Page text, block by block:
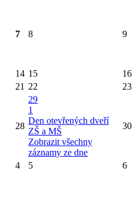
7 8 9
14 15
16
21 22 23
28
29
1
Den otevřených dveří
ZŠ a MŠ
Zobrazit všechny
záznamy ze dne
30
4 5 6